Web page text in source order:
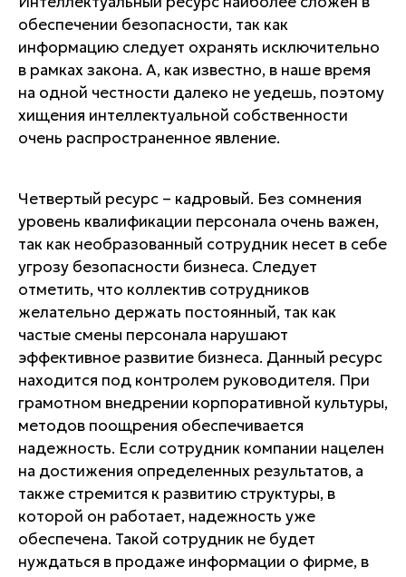
обеспечении безопасности, так как
информацию следует охранять исключительно
в рамках закона. А, как известно, в наше время
на одной честности далеко не уедешь, поэтому
хищения интеллектуальной собственности
очень распространенное явление.
Четвертый ресурс – кадровый. Без сомнения
уровень квалификации персонала очень важен,
так как необразованный сотрудник несет в себе
угрозу безопасности бизнеса. Следует
отметить, что коллектив сотрудников
желательно держать постоянный, так как
частые смены персонала нарушают
эффективное развитие бизнеса. Данный ресурс
находится под контролем руководителя. При
грамотном внедрении корпоративной культуры,
методов поощрения обеспечивается
надежность. Если сотрудник компании нацелен
на достижения определенных результатов, а
также стремится к развитию структуры, в
которой он работает, надежность уже
обеспечена. Такой сотрудник не будет
нуждаться в продаже информации о фирме, в